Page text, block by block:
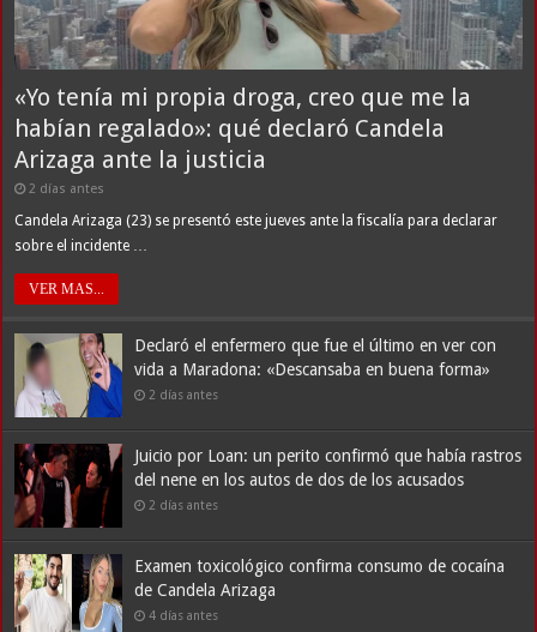
«Yo tenía mi propia droga, creo que me la
habían regalado»: qué declaró Candela
Arizaga ante la justicia
2 días antes
Candela Arizaga (23) se presentó este jueves ante la fiscalía para declarar
sobre el incidente …
VER MAS...
Declaró el enfermero que fue el último en ver con
vida a Maradona: «Descansaba en buena forma»
2 días antes
Juicio por Loan: un perito confirmó que había rastros
del nene en los autos de dos de los acusados
2 días antes
Examen toxicológico confirma consumo de cocaína
de Candela Arizaga
4 días antes